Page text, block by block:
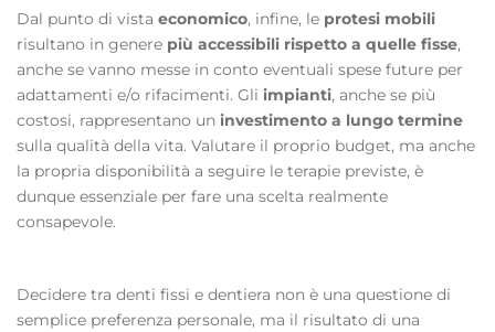
Dal punto di vista economico, infine, le protesi mobili
risultano in genere più accessibili rispetto a quelle fisse,
anche se vanno messe in conto eventuali spese future per
adattamenti e/o rifacimenti. Gli impianti, anche se più
costosi, rappresentano un investimento a lungo termine
sulla qualità della vita. Valutare il proprio budget, ma anche
la propria disponibilità a seguire le terapie previste, è
dunque essenziale per fare una scelta realmente
consapevole.
Decidere tra denti fissi e dentiera non è una questione di
semplice preferenza personale, ma il risultato di una